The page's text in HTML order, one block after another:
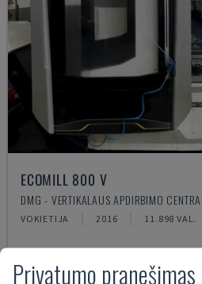
ECOMILL 800 V
DMG - VERTIKALAUS APDIRBIMO
VOKIETIJA 2016 11.898 VAL.
Privatumo